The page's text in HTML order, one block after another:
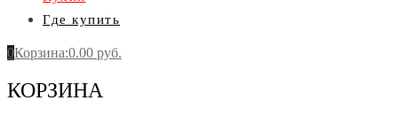
Где купить
0Корзина:0.00 руб.
КОРЗИНА